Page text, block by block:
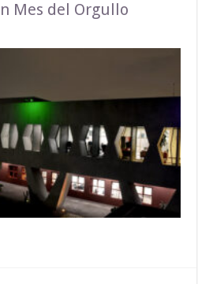
Mes del Orgullo